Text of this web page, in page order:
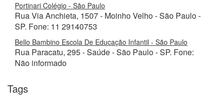
Portinari Colégio - São Paulo
Rua Via Anchieta, 1507 - Moinho Velho - São Paulo -
SP. Fone: 11 29140753
Bello Bambino Escola De Educação Infantil - São Paulo
Rua Paracatu, 295 - Saúde - São Paulo - SP. Fone:
Não informado
Tags